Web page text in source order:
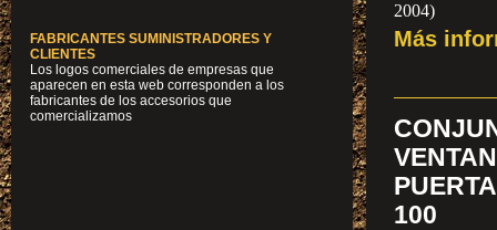
2004)
Más
100
FABRICANTES SUMINISTRADORES Y
CLIENTES
Los logos comerciales de empresas que
aparecen en esta web corresponden a los
fabricantes de los accesorios que
comercializamos